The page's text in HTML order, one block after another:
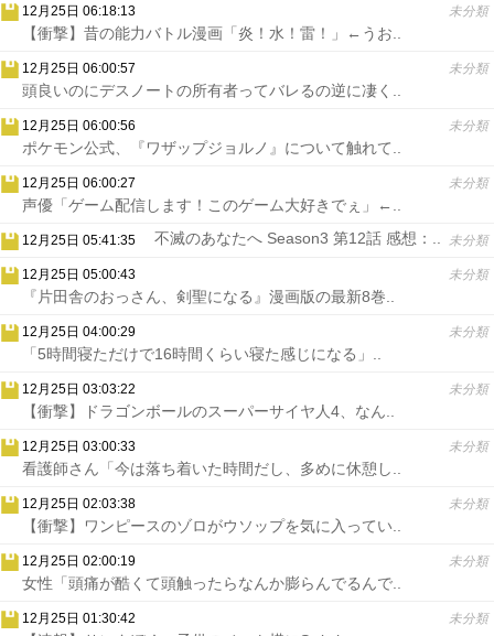
12月25日 06:18:13 未分類
【衝撃】昔の能力バトル漫画「炎！水！雷！」←うお..
12月25日 06:00:57 未分類
頭良いのにデスノートの所有者ってバレるの逆に凄く..
12月25日 06:00:56 未分類
ポケモン公式、『ワザップジョルノ』について触れて..
12月25日 06:00:27 未分類
声優「ゲーム配信します！このゲーム大好きでぇ」←..
12月25日 05:41:35 未分類
不滅のあなたへ Season3 第12話 感想：..
12月25日 05:00:43 未分類
『片田舎のおっさん、剣聖になる』漫画版の最新8巻..
12月25日 04:00:29 未分類
「5時間寝ただけで16時間くらい寝た感じになる」..
12月25日 03:03:22 未分類
【衝撃】ドラゴンボールのスーパーサイヤ人4、なん..
12月25日 03:00:33 未分類
看護師さん「今は落ち着いた時間だし、多めに休憩し..
12月25日 02:03:38 未分類
【衝撃】ワンピースのゾロがウソップを気に入ってい..
12月25日 02:00:19 未分類
女性「頭痛が酷くて頭触ったらなんか膨らんでるんで..
12月25日 01:30:42 未分類